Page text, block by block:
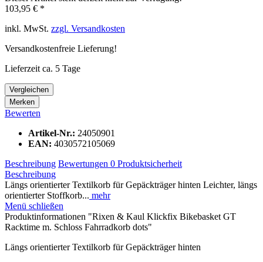
103,95 € *
inkl. MwSt. zzgl. Versandkosten
Versandkostenfreie Lieferung!
Lieferzeit ca. 5 Tage
Vergleichen
Merken
Bewerten
Artikel-Nr.: 24050901
EAN: 4030572105069
Beschreibung Bewertungen 0 Produktsicherheit
Beschreibung
Längs orientierter Textilkorb für Gepäckträger hinten Leichter, längs
orientierter Stoffkorb... mehr
Menü schließen
Produktinformationen "Rixen & Kaul Klickfix Bikebasket GT
Racktime m. Schloss Fahrradkorb dots"
Längs orientierter Textilkorb für Gepäckträger hinten